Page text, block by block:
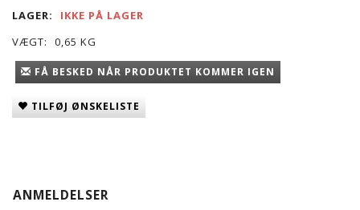
LAGER:
IKKE PÅ LAGER
VÆGT:
0,65 KG
FÅ BESKED NÅR PRODUKTET KOMMER IGEN
TILFØJ ØNSKELISTE
ANMELDELSER